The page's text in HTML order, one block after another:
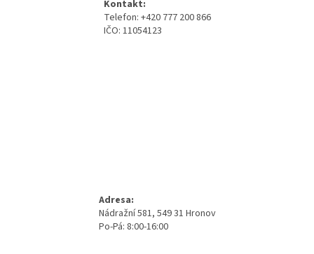
Kontakt:
Telefon: +420 777 200 866
IČO: 11054123
Adresa:
Nádražní 581, 549 31 Hronov
Po-Pá: 8:00-16:00